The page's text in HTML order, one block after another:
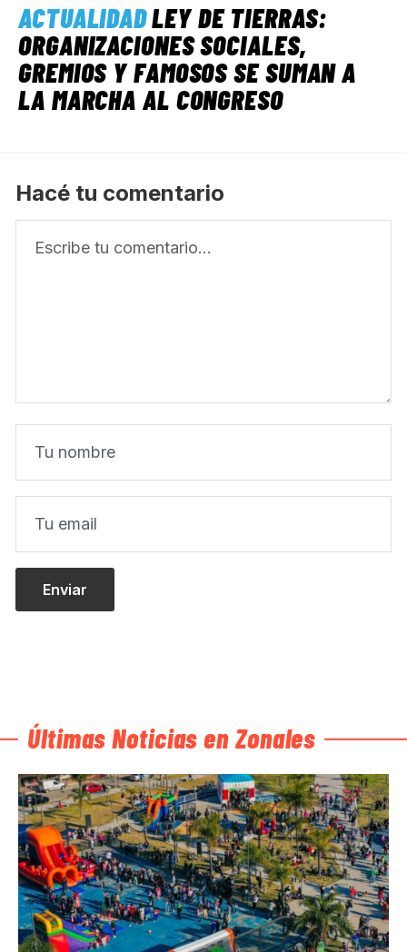
ACTUALIDADLEY DE TIERRAS:
ORGANIZACIONES SOCIALES,
GREMIOS Y FAMOSOS SE SUMAN A
LA MARCHA AL CONGRESO
Hacé tu comentario
Últimas Noticias en Zonales